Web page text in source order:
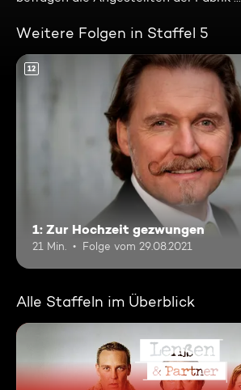
Weitere Folgen in Staffel 5
12
1: Zur Hochzeit gezwungen
21 Min. Folge vom 29.08.2021
Alle Staffeln im Überblick